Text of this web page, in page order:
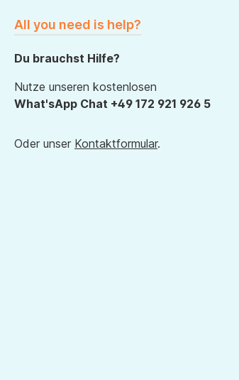
All you need is help?
Du brauchst Hilfe?
Nutze unseren kostenlosen
What'sApp Chat +49 172 921 926 5
Oder unser Kontaktformular.